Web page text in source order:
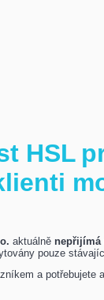
HSL
aktuálněnepřijímá
pouze
a